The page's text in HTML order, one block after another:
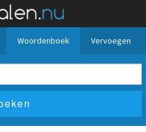
Woordenboek Vervoegen